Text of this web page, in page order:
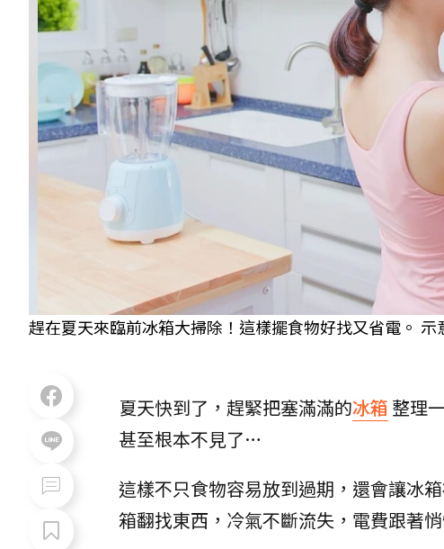
趕在夏天來臨前冰箱大掃除！這樣擺食物好找又省電。
夏天快到了，趕緊把塞滿滿的冰箱 整理
甚至根本不見了…
這樣不只食物容易放到過期，還會讓冰
箱翻找東西，冷氣不斷流失，電費跟著悄